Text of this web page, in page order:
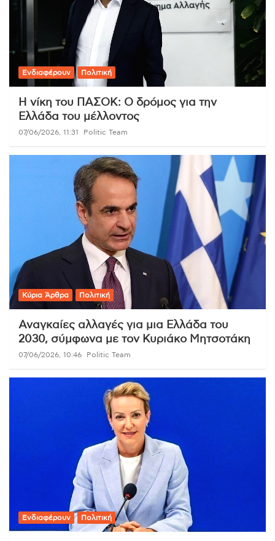
Ενδιαφέρουν Πολιτική
Η νίκη του ΠΑΣΟΚ: Ο δρόμος για την
Ελλάδα του μέλλοντος
07/06/2026, 11:31 Politic Team
Κύρια Άρθρα Πολιτική
Αναγκαίες αλλαγές για μια Ελλάδα του
2030, σύμφωνα με τον Κυριάκο Μητσοτάκη
07/06/2026, 10:46 Politic Team
Ενδιαφέρουν Πολιτική